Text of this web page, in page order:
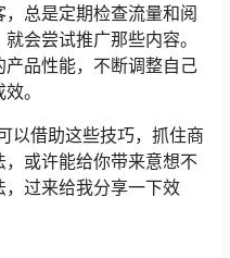
总是定期检查流量和阅
会尝试推广那些内容。
品性能，不断调整自己
。
以借助这些技巧，抓住商
或许能给你带来意想不
过来给我分享一下效